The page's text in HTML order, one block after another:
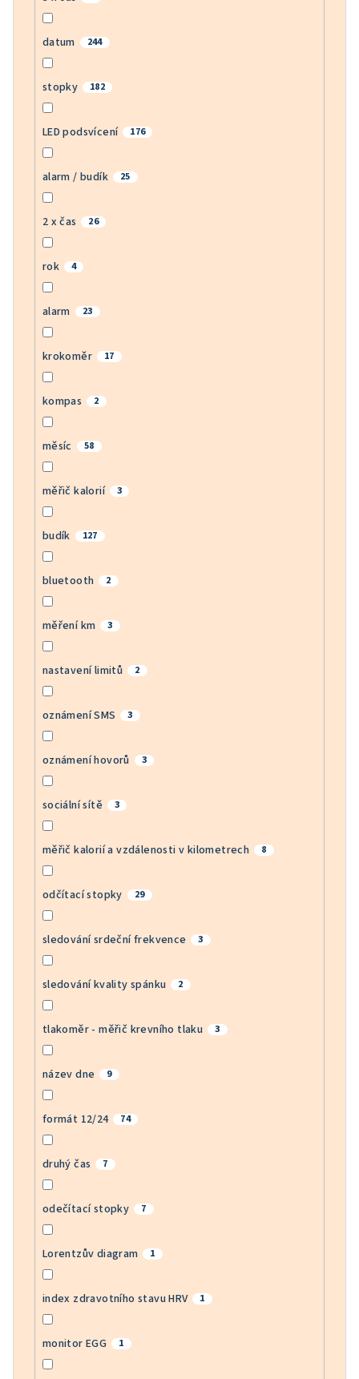
datum 244
stopky 182
LED podsvícení 176
alarm / budík 25
2 x čas 26
rok 4
alarm 23
krokoměr 17
kompas 2
měsíc 58
měřič kalorií 3
budík 127
bluetooth 2
měření km 3
nastavení limitů 2
oznámení SMS 3
oznámení hovorů 3
sociální sítě 3
měřič kalorií a vzdálenosti v kilometrech 8
odčítací stopky 29
sledování srdeční frekvence 3
sledování kvality spánku 2
tlakoměr - měřič krevního tlaku 3
název dne 9
formát 12/24 74
druhý čas 7
odečítací stopky 7
Lorentzův diagram 1
index zdravotního stavu HRV 1
monitor EGG 1